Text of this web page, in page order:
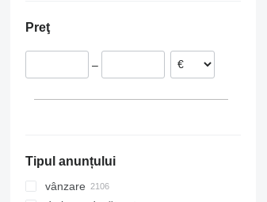
Polonia
Belgia
Preţ
–
Tipul anunțului
vânzare